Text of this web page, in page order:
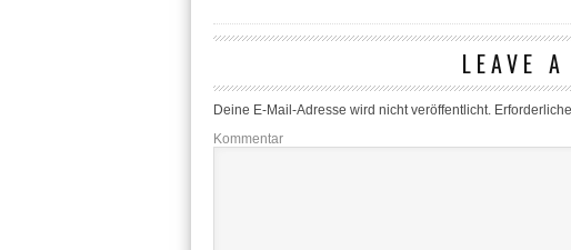
LEAVE A
Deine E-Mail-Adresse wird nicht veröffentlicht.
Kommentar